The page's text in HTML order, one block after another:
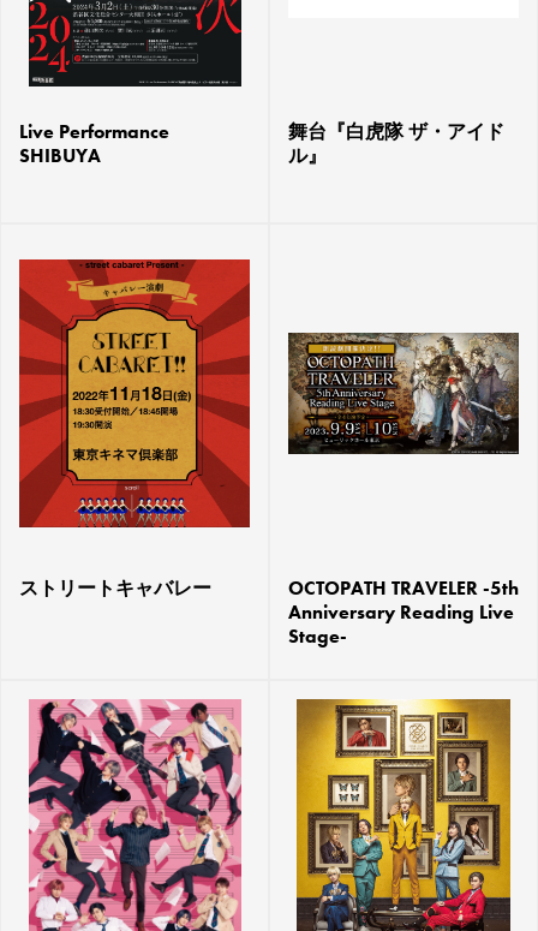
Live Performance
SHIBUYA
舞台『白虎隊 ザ・アイド
ル』
ストリートキャバレー
OCTOPATH TRAVELER -5th
Anniversary Reading Live
Stage-